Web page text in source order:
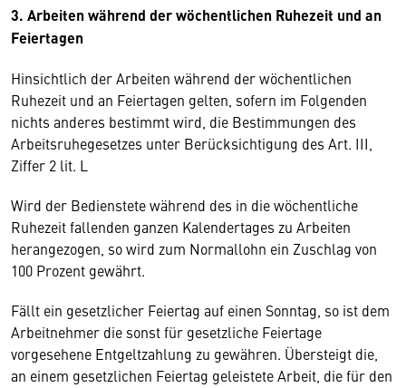
3. Arbeiten während der wöchentlichen Ruhezeit und an
Feiertagen
Hinsichtlich der Arbeiten während der wöchentlichen
Ruhezeit und an Feiertagen gelten, sofern im Folgenden
nichts anderes bestimmt wird, die Bestimmungen des
Arbeitsruhegesetzes unter Berücksichtigung des Art. III,
Ziffer 2 lit. L
Wird der Bedienstete während des in die wöchentliche
Ruhezeit fallenden ganzen Kalendertages zu Arbeiten
herangezogen, so wird zum Normallohn ein Zuschlag von
100 Prozent gewährt.
Fällt ein gesetzlicher Feiertag auf einen Sonntag, so ist dem
Arbeitnehmer die sonst für gesetzliche Feiertage
vorgesehene Entgeltzahlung zu gewähren. Übersteigt die,
an einem gesetzlichen Feiertag geleistete Arbeit, die für den